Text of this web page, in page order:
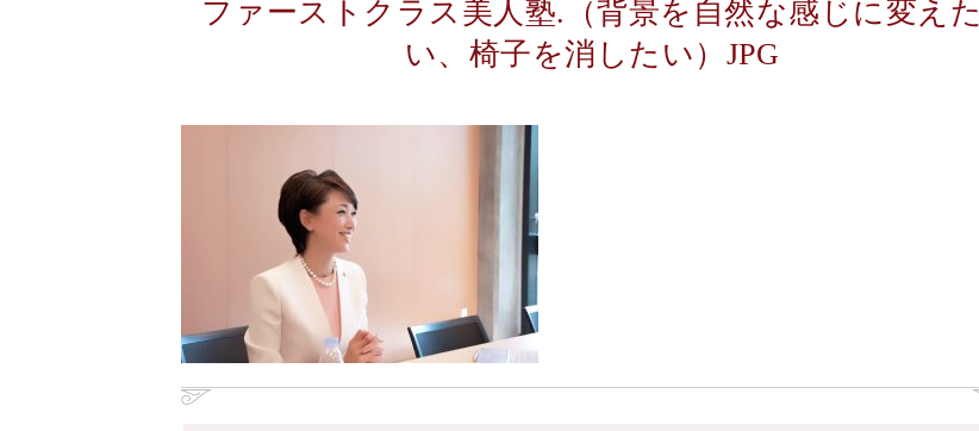
ファーストクラス美人塾.（背景を自然な感じに変えた
い、椅子を消したい）JPG